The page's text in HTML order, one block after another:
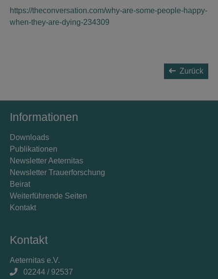
https://theconversation.com/why-are-some-people-happy-
when-they-are-dying-234309
Zurück
Informationen
Downloads
Publikationen
Newsletter Aeternitas
Newsletter Trauerforschung
Beirat
Weiterführende Seiten
Kontakt
Kontakt
Aeternitas e.V.
02244 / 92537